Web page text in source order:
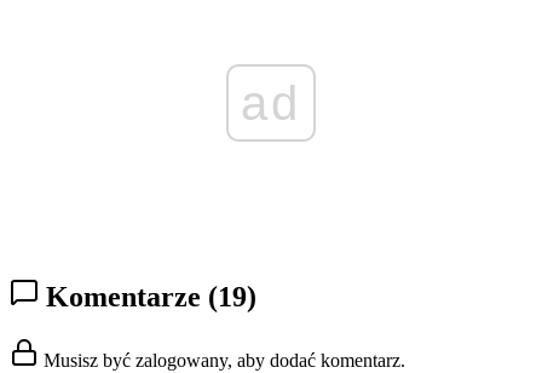
ad
Komentarze (19)
Musisz być zalogowany, aby dodać komentarz.